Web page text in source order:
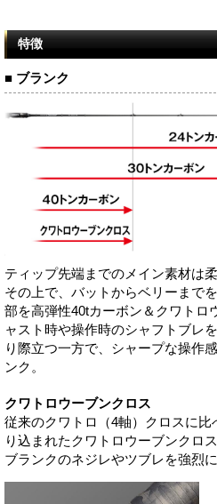
特徴
■ ブランク
ティップ先端までのメイン素材は
その上で、バットからベリーまで
部を高弾性40tカーボン＆クワトロ
ャスト時や操作時のシャフトブレ
り際立つ一方で、シャープな操作
ンク。
クワトロウーブンクロス
従来のクワトロ（4軸）クロスに
り込まれたクワトロウーブンクロ
ブランクのネジレやツブレを強烈に